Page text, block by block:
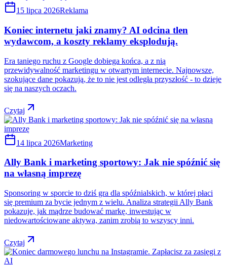
15 lipca 2026Reklama
Koniec internetu jaki znamy? AI odcina tlen
wydawcom, a koszty reklamy eksplodują.
Era taniego ruchu z Google dobiega końca, a z nią
przewidywalność marketingu w otwartym internecie. Najnowsze,
szokujące dane pokazują, że to nie jest odległa przyszłość - to dzieje
się na naszych oczach.
Czytaj
14 lipca 2026Marketing
Ally Bank i marketing sportowy: Jak nie spóźnić się
na własną imprezę
Sponsoring w sporcie to dziś gra dla spóźnialskich, w której płaci
się premium za bycie jednym z wielu. Analiza strategii Ally Bank
pokazuje, jak mądrze budować markę, inwestując w
niedowartościowane aktywa, zanim zrobią to wszyscy inni.
Czytaj